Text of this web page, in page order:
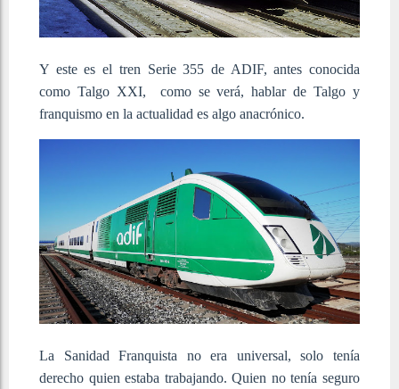
Y este es el tren Serie 355 de ADIF, antes conocida
como Talgo XXI, como se verá, hablar de Talgo y
franquismo en la actualidad es algo anacrónico.
La Sanidad Franquista no era universal, solo tenía
derecho quien estaba trabajando. Quien no tenía seguro